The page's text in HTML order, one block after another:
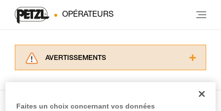
OPÉRATEURS
AVERTISSEMENTS
informations de la notice technique pour
Faites un choix concernant vos données